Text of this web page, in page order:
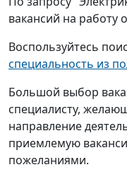
вакансий на работу
Воспользуйтесь
специальность из
Большой выбор
специалисту,
направление
приемлемую
пожеланиями.